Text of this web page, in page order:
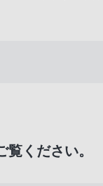
ください。